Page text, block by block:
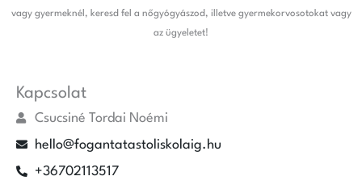
vagy gyermeknél, keresd fel a nőgyógyászod, illetve gyermekorvosotokat vagy
az ügyeletet!
Kapcsolat
Csucsiné Tordai Noémi
hello@fogantatastoliskolaig.hu
+36702113517